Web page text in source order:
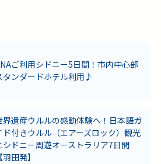
ご利用シドニー5日間！市内中心部
タンダードホテル利用♪
界遺産ウルルの感動体験へ！日本語ガ
ド付きウルル（エアーズロック）観光
シドニー周遊オーストラリア7日間
【羽田発】